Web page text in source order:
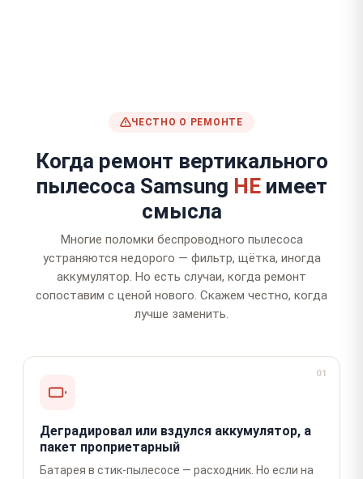
ЧЕСТНО О РЕМОНТЕ
Когда ремонт вертикального
пылесоса Samsung НЕимеет
смысла
Многие поломки беспроводного пылесоса
устраняются недорого — фильтр, щётка, иногда
аккумулятор. Но есть случаи, когда ремонт
сопоставим с ценой нового. Скажем честно, когда
лучше заменить.
01
Деградировал или вздулся аккумулятор, а
пакет проприетарный
Батарея в стик-пылесосе — расходник. Но если на